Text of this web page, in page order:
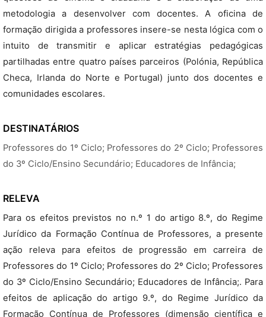
metodologia a desenvolver com docentes. A oficina de
formação dirigida a professores insere-se nesta lógica com o
intuito de transmitir e aplicar estratégias pedagógicas
partilhadas entre quatro países parceiros (Polónia, República
Checa, Irlanda do Norte e Portugal) junto dos docentes e
comunidades escolares.
DESTINATÁRIOS
Professores do 1º Ciclo; Professores do 2º Ciclo; Professores
do 3º Ciclo/Ensino Secundário; Educadores de Infância;
RELEVA
Para os efeitos previstos no n.º 1 do artigo 8.º, do Regime
Jurídico da Formação Contínua de Professores, a presente
ação releva para efeitos de progressão em carreira de
Professores do 1º Ciclo; Professores do 2º Ciclo; Professores
do 3º Ciclo/Ensino Secundário; Educadores de Infância;. Para
efeitos de aplicação do artigo 9.º, do Regime Jurídico da
Formação Contínua de Professores (dimensão científica e